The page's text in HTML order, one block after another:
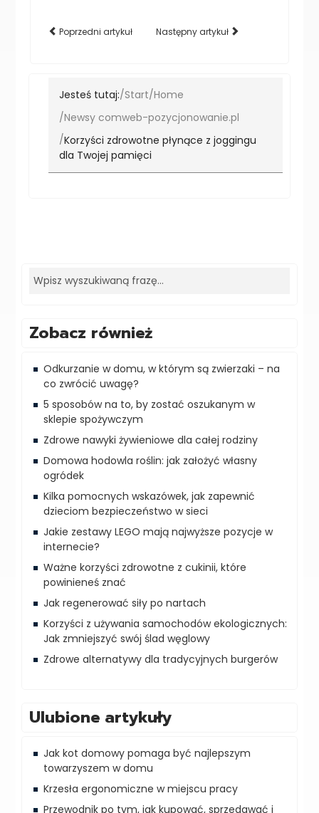
Poprzedni artykuł Następny artykuł
Jesteś tutaj: Start Home
Newsy comweb-pozycjonowanie.pl
Korzyści zdrowotne płynące z joggingu
dla Twojej pamięci
Zobacz również
Odkurzanie w domu, w którym są zwierzaki – na
co zwrócić uwagę?
5 sposobów na to, by zostać oszukanym w
sklepie spożywczym‍
Zdrowe nawyki żywieniowe dla całej rodziny
Domowa hodowla roślin: jak założyć własny
ogródek
Kilka pomocnych wskazówek, jak zapewnić
dzieciom bezpieczeństwo w sieci
Jakie zestawy LEGO mają najwyższe pozycje w
internecie?
Ważne korzyści zdrowotne z cukinii, które
powinieneś znać
Jak regenerować siły po nartach
Korzyści z używania samochodów ekologicznych:
Jak zmniejszyć swój ślad węglowy
Zdrowe alternatywy dla tradycyjnych burgerów
Ulubione artykuły
Jak kot domowy pomaga być najlepszym
towarzyszem w domu
Krzesła ergonomiczne w miejscu pracy
Przewodnik po tym, jak kupować, sprzedawać i